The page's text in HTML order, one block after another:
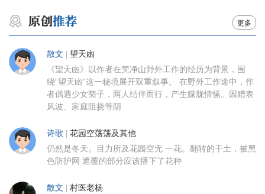
更多
散文 望天凼
《望天凼》以作者在梵净山野外工作的经历为背景，围
绕“望天凼”这一秘境展开双重叙事。 在野外工作途中，作
者偶遇少女菊子，两人结伴而行，产生朦胧情愫。因赠表
风波、家庭阻挠等阴
诗歌 花园空荡荡及其他
仍然是冬天。目力所及花园空无 一花。翻转的干土，被黑
色防护网 遮覆的部分应该播下了花种
散文 村医老杨